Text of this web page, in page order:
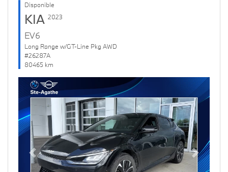
Disponible
KIA 2023
EV6
Long Range w/GT-Line Pkg AWD
#26287A
80465 km
Previous Next